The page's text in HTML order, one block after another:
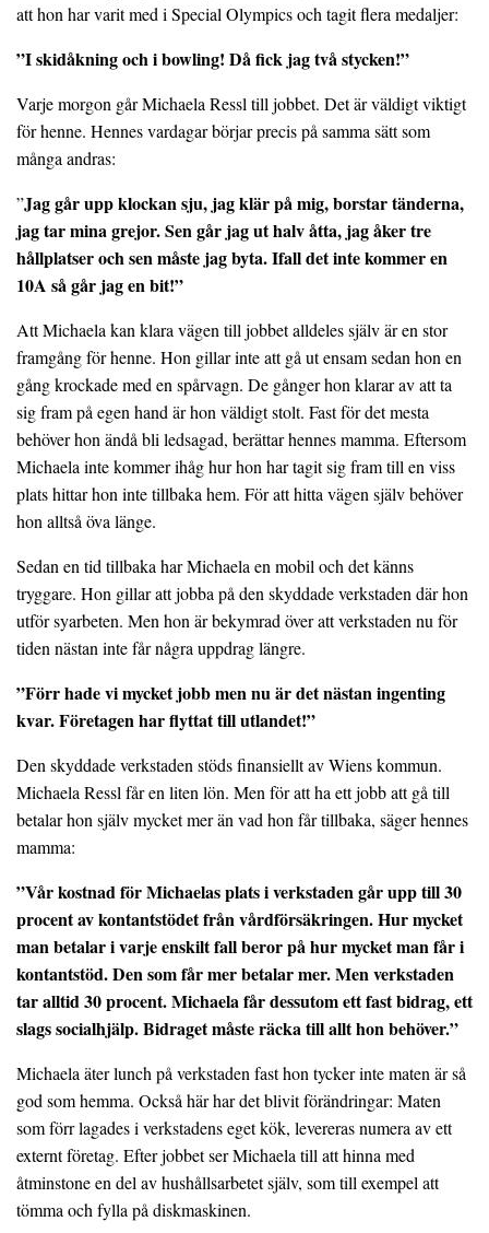
att hon har varit med i Special Olympics och tagit flera medaljer:
”I skidåkning och i bowling! Då fick jag två stycken!”
Varje morgon går Michaela Ressl till jobbet. Det är väldigt viktigt
för henne. Hennes vardagar börjar precis på samma sätt som
många andras:
”Jag går upp klockan sju, jag klär på mig, borstar tänderna,
jag tar mina grejor. Sen går jag ut halv åtta, jag åker tre
hållplatser och sen måste jag byta. Ifall det inte kommer en
10A så går jag en bit!”
Att Michaela kan klara vägen till jobbet alldeles själv är en stor
framgång för henne. Hon gillar inte att gå ut ensam sedan hon en
gång krockade med en spårvagn. De gånger hon klarar av att ta
sig fram på egen hand är hon väldigt stolt. Fast för det mesta
behöver hon ändå bli ledsagad, berättar hennes mamma. Eftersom
Michaela inte kommer ihåg hur hon har tagit sig fram till en viss
plats hittar hon inte tillbaka hem. För att hitta vägen själv behöver
hon alltså öva länge.
Sedan en tid tillbaka har Michaela en mobil och det känns
tryggare. Hon gillar att jobba på den skyddade verkstaden där hon
utför syarbeten. Men hon är bekymrad över att verkstaden nu för
tiden nästan inte får några uppdrag längre.
”Förr hade vi mycket jobb men nu är det nästan ingenting
kvar. Företagen har flyttat till utlandet!”
Den skyddade verkstaden stöds finansiellt av Wiens kommun.
Michaela Ressl får en liten lön. Men för att ha ett jobb att gå till
betalar hon själv mycket mer än vad hon får tillbaka, säger hennes
mamma:
”Vår kostnad för Michaelas plats i verkstaden går upp till 30
procent av kontantstödet från vårdförsäkringen. Hur mycket
man betalar i varje enskilt fall beror på hur mycket man får i
kontantstöd. Den som får mer betalar mer. Men verkstaden
tar alltid 30 procent. Michaela får dessutom ett fast bidrag, ett
slags socialhjälp. Bidraget måste räcka till allt hon behöver.”
Michaela äter lunch på verkstaden fast hon tycker inte maten är så
god som hemma. Också här har det blivit förändringar: Maten
som förr lagades i verkstadens eget kök, levereras numera av ett
externt företag. Efter jobbet ser Michaela till att hinna med
åtminstone en del av hushållsarbetet själv, som till exempel att
tömma och fylla på diskmaskinen.